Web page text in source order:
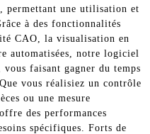
permettant une utilisation et
à des fonctionnalités
CAO, la visualisation en
automatisées, notre logiciel
faisant gagner du temps
vous réalisiez un contrôle
ou une mesure
des performances
spécifiques. Forts de